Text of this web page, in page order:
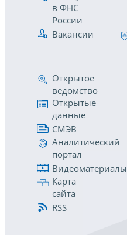
в ФНС
России
Вакансии
Открытое
ведомство
Открытые
данные
СМЭВ
Аналитический
портал
Видеоматериалы
Карта
сайта
RSS